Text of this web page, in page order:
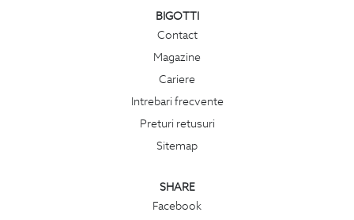
BIGOTTI
Contact
Magazine
Cariere
Intrebari frecvente
Preturi retusuri
Sitemap
SHARE
Facebook